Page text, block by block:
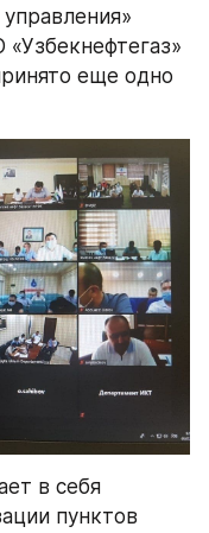
еще одно
в себя
пунктов